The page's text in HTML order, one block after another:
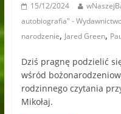
15/12/2024
autobiografia" -
narodzenie, Jared Green,
Dziś pragnę podzielić
wśród
rodzinnego czytania
Mikołaj.